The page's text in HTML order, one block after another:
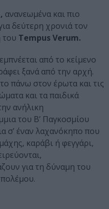
ανανεωμένα και πιο
δεύτερη χρονιά τον
του Tempus Verum.
εμπνέεται από το κείμενο
ξανά από την αρχή.
πάνω στον έρωτα και τις
και τα παιδικά
ανήλικη
του Β’ Παγκοσμίου
σ’ έναν λαχανόκηπο που
καράβι ή φεγγάρι,
για τη δύναμη του